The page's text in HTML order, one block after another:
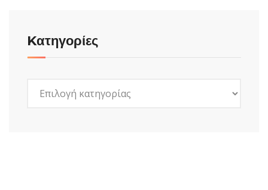
Kατηγορίες